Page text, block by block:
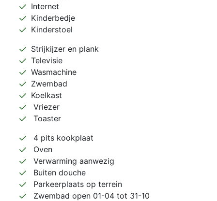
Internet
Kinderbedje
Kinderstoel
Strijkijzer en plank
Televisie
Wasmachine
Zwembad
Koelkast
Vriezer
Toaster
4 pits kookplaat
Oven
Verwarming aanwezig
Buiten douche
Parkeerplaats op terrein
Zwembad open 01-04 tot 31-10